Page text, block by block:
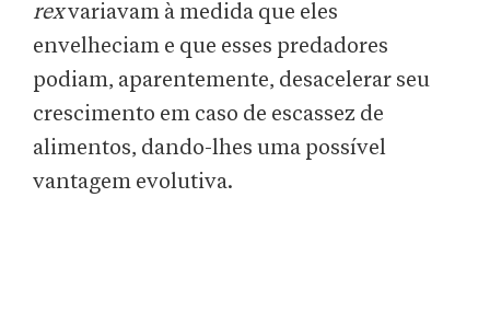
rexvariavam à medida que eles
envelheciam e que esses predadores
podiam, aparentemente, desacelerar seu
crescimento em caso de escassez de
alimentos, dando-lhes uma possível
vantagem evolutiva.